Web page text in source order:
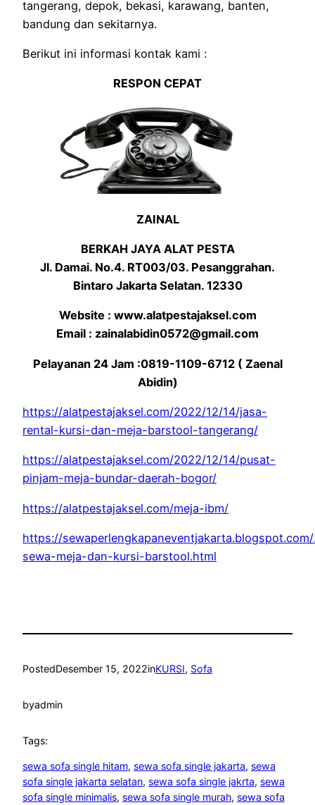
tangerang, depok, bekasi, karawang, banten,
bandung dan sekitarnya.
Berikut ini informasi kontak kami :
RESPON CEPAT
ZAINAL
BERKAH JAYA ALAT PESTA
Jl. Damai. No.4. RT003/03. Pesanggrahan.
Bintaro Jakarta Selatan. 12330
Website : www.alatpestajaksel.com
Email : zainalabidin0572@gmail.com
Pelayanan 24 Jam :0819-1109-6712 ( Zaenal
Abidin)
https://alatpestajaksel.com/2022/12/14/jasa-
rental-kursi-dan-meja-barstool-tangerang/
https://alatpestajaksel.com/2022/12/14/pusat-
pinjam-meja-bundar-daerah-bogor/
https://alatpestajaksel.com/meja-ibm/
https://
sewa-meja-dan-kursi-barstool.html
PostedDesember 15, 2022inKURSI, Sofa
byadmin
Tags:
sewa sofa single hitam, sewa sofa single jakarta, sewa
sofa single jakarta selatan, sewa sofa single jakrta, sewa
sofa single minimalis, sewa sofa single murah, sewa sofa